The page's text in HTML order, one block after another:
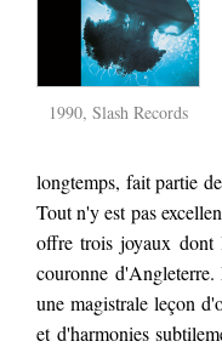
1990, Slash Records
longtemps, fait partie
Tout n'y est pas
offre trois joyaux dont
couronne
une magistrale leçon
et d'harmonies